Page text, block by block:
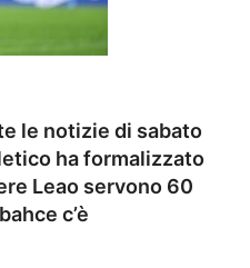
le notizie di sabato
ha formalizzato
Leao servono 60
c’è